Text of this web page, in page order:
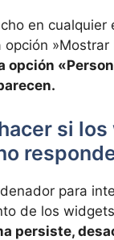
en cualquier⁣
opción
‌opción
si
para
de los
persiste,